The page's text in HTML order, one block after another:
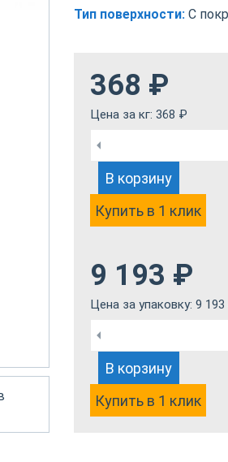
Тип поверхности: С
368 ₽
Цена за кг: 368 ₽
В корзину
Купить в 1 клик
9 193 ₽
Цена за упаковку: 9 193
В корзину
Купить в 1 клик